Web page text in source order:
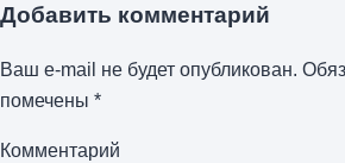
Добавить комментарий
Ваш e-mail не будет опубликован.
помечены *
Комментарий